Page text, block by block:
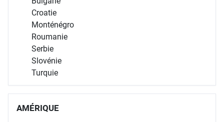
Croatie
Monténégro
Roumanie
Serbie
Slovénie
Turquie
AMÉRIQUE